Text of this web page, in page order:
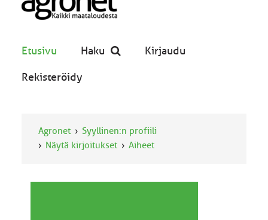
Etusivu Haku Kirjaudu
Rekisteröidy
Agronet
Syyllinen:n profiili
Näytä kirjoitukset
Aiheet